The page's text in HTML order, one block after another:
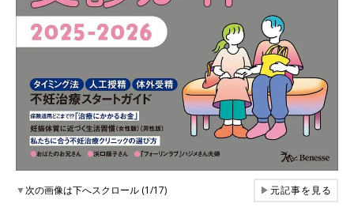
▼次の画像は下へスクロール (1/17) ▶元記事を見る